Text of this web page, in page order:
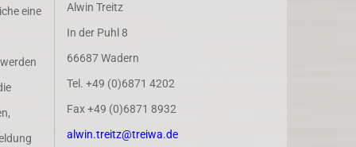
eine
Alwin Treitz
In der Puhl 8
66687 Wadern
Tel. +49 (0)6871 4202
Fax +49 (0)6871 8932
alwin.treitz@treiwa.de